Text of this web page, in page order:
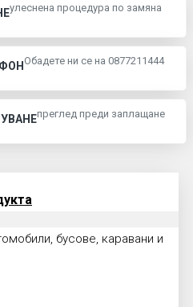
улеснена процедура по замяна
Обадете ни се на 0877211444
преглед преди заплащане
бусове, каравани и